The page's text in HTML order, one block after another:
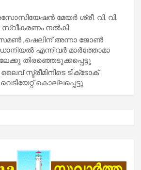
മേയർ ശ്രീ. വി. വി.
സ്വീകരണം നൽകി
,ഷെലിന് അന്നാ ജോൺ
എന്നിവർ മാർത്തോമാ
തിരഞ്ഞെടുക്കപ്പെട്ടു
സ്ട്രീമിനിടെ ടിക്‌ടോക്
കൊല്ലപ്പെട്ടു